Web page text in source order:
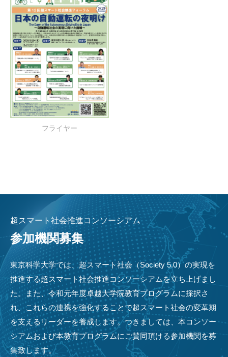
フライヤー
超スマート社会推進コンソーシアム
参加機関募集
東京科学大学では、超スマート社会（Society 5.0）の実現を
推進する超スマート社会推進コンソーシアムを立ち上げまし
た。また、令和元年度卓越大学院教育プログラムに採択さ
れ、これらの連携を強化することで超スマート社会の変革期
を支えるリーダーを養成します。つきましては、本コンソー
シアムおよび本教育プログラムにご賛同頂ける参加機関を募
集致します。